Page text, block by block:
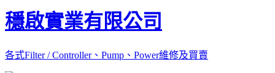
穩啟實業有限公司
各式Filter / Controller、Pump、Power維修及買賣